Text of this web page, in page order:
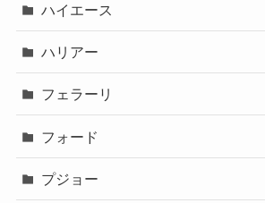
ハイエース
ハリアー
フェラーリ
フォード
プジョー